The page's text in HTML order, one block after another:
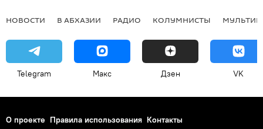
НОВОСТИ В АБХАЗИИ РАДИО КОЛУМНИСТЫ
Telegram Макс Дзен VK
О проекте Правила использования Контакты